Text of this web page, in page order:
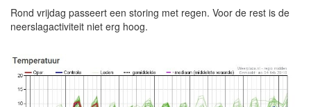
Rond vrijdag passeert een storing met regen. Voor de rest is de
neerslagactiviteit niet erg hoog.